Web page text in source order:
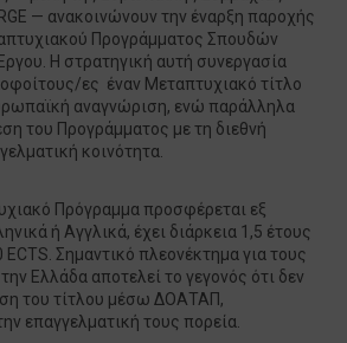
— ανακοινώνουν την έναρξη παροχής
Προγράμματος Σπουδών
Η στρατηγική αυτή συνεργασία
ες έναν Μεταπτυχιακό τίτλο
αναγνώριση, ενώ παράλληλα
του Προγράμματος με τη διεθνή
κοινότητα​​.
Πρόγραμμα προσφέρεται εξ
ή Αγγλικά, έχει διάρκεια 1,5 έτους
ECTS. Σημαντικό πλεονέκτημα για τους
Ελλάδα αποτελεί το γεγονός ότι δεν
του τίτλου μέσω ΔΟΑΤΑΠ,
επαγγελματική τους πορεία​.